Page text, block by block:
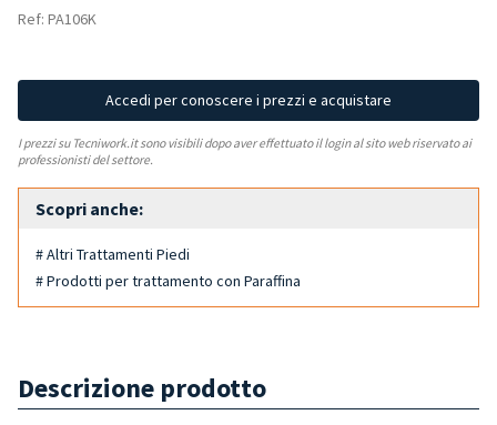
Ref: PA106K
Accedi per conoscere i prezzi e acquistare
I prezzi su Tecniwork.it sono visibili dopo aver effettuato il login al sito web riservato ai
professionisti del settore.
Scopri anche:
# Altri Trattamenti Piedi
# Prodotti per trattamento con Paraffina
Descrizione prodotto